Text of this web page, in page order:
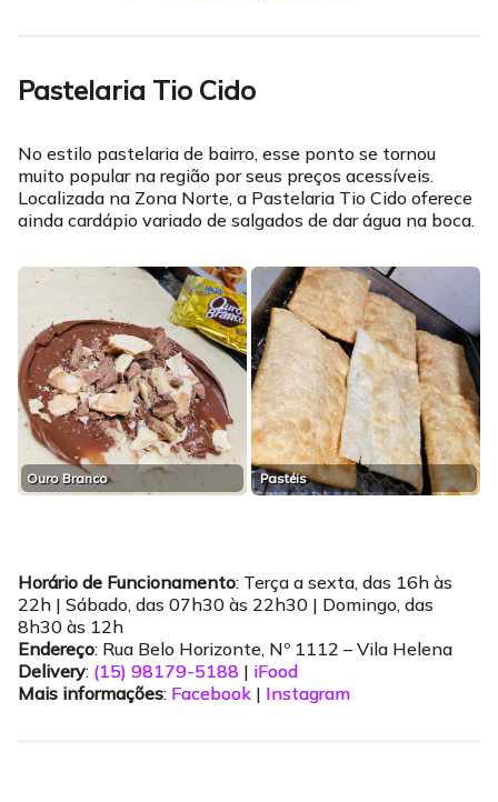
Pastelaria Tio Cido
No estilo pastelaria de bairro, esse ponto se tornou
muito popular na região por seus preços acessíveis.
Localizada na Zona Norte, a Pastelaria Tio Cido oferece
ainda cardápio variado de salgados de dar água na boca.
Ouro Branco Pastéis
Horário de Funcionamento: Terça a sexta, das 16h às
22h | Sábado, das 07h30 às 22h30 | Domingo, das
8h30 às 12h
Endereço: Rua Belo Horizonte, Nº 1112 – Vila Helena
Delivery: (15) 98179-5188 | iFood
Mais informações: Facebook | Instagram